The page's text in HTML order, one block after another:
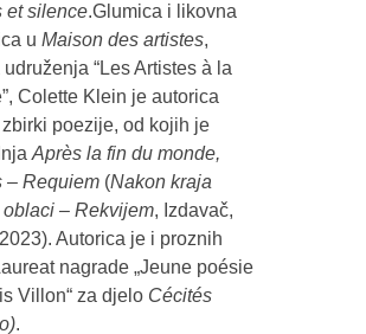
et silence.Glumica i likovna
u Maison des artistes,
“Les Artistes à la
Colette Klein je autorica
poezije, od kojih je
Après la fin du monde,
– Requiem(Nakon kraja
– Rekvijem, Izdavač,
Autorica je i proznih
nagrade „Jeune poésie
Villon“ za djelo Cécités
.